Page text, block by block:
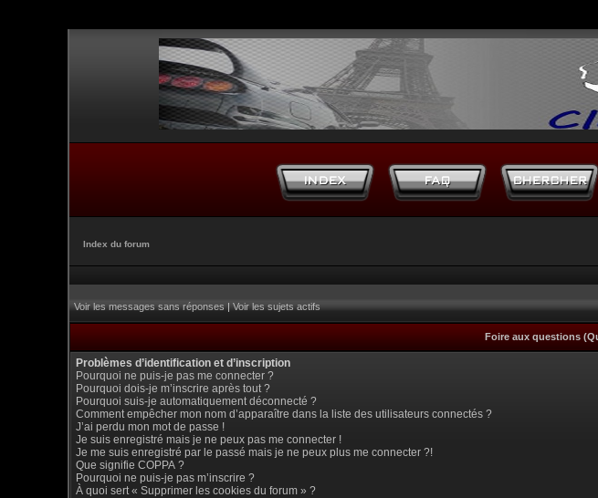
Index du forum
Voir les messages sans réponses|Voir les sujets actifs
Foire aux questions
Problèmes d’identification et d’inscription
Pourquoi ne puis-je pas me connecter ?
Pourquoi dois-je m’inscrire après tout ?
Pourquoi suis-je automatiquement déconnecté ?
Comment empêcher mon nom d’apparaître dans la liste des utilisateurs connectés ?
J’ai perdu mon mot de passe !
Je suis enregistré mais je ne peux pas me connecter !
Je me suis enregistré par le passé mais je ne peux plus me connecter ?!
Que signifie COPPA ?
Pourquoi ne puis-je pas m’inscrire ?
À quoi sert « Supprimer les cookies du forum » ?